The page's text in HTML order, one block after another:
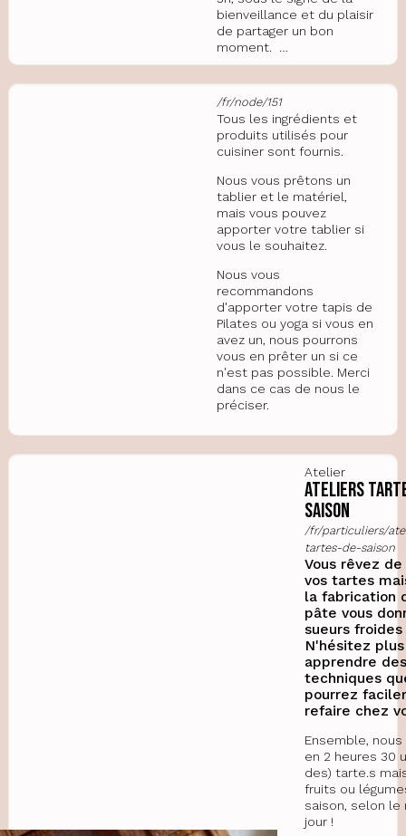
bienveillance et du plaisir
de partager un bon
moment. …
/fr/node/151
Tous les ingrédients et
produits utilisés pour
cuisiner sont fournis.
Nous vous prêtons un
tablier et le matériel,
mais vous pouvez
apporter votre tablier si
vous le souhaitez.
Nous vous
recommandons
d'apporter votre tapis de
Pilates ou yoga si vous en
avez un, nous pourrons
vous en prêter un si ce
n'est pas possible. Merci
dans ce cas de nous le
préciser.
Atelier
Ateliers
saison
/fr/particuliers/
tartes-de-saison
Vous rêvez
vos tartes
la fabrication
pâte vous
sueurs froides
N'hésitez
apprendre
techniques
pourrez
refaire chez
Ensemble,
en 2 heures 30
des) tarte.s
fruits ou
saison, selon le
jour !